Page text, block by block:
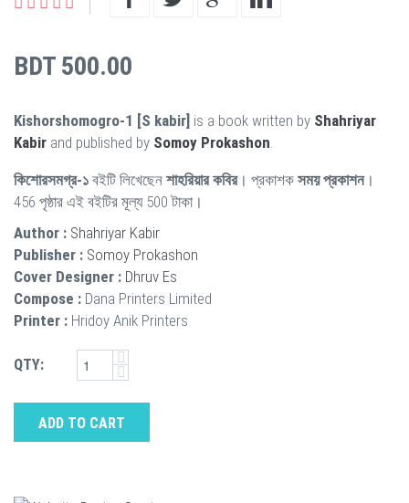
BDT 500.00
Kishorshomogro-1 [S kabir] is a book written by Shahriyar
Kabir and published by Somoy Prokashon
কিশোরসমগ্র-১ বইটি লিখেছেন শাহরিয়ার কবির। প্রকাশক সময় প্রকাশন।
456 পৃষ্ঠার এই বইটির মূল্য 500 টাকা।
Author : Shahriyar Kabir
Publisher : Somoy Prokashon
Cover Designer : Dhruv Es
Compose : Dana Printers Limited
Printer : Hridoy Anik Printers
QTY:
ADD TO CART